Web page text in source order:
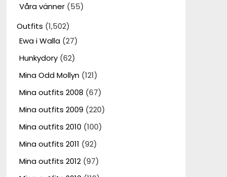
Våra vänner(55)
Outfits (1,502)
Ewa i Walla(27)
Hunkydory(62)
Mina Odd Mollyn(121)
Mina outfits 2008 (67)
Mina outfits 2009 (220)
Mina outfits 2010 (100)
Mina outfits 2011 (92)
Mina outfits 2012(97)